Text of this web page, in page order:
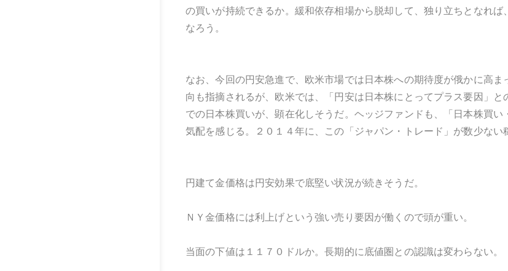
の買いが持続できるか。緩和依存相場から脱却して、独り立ちとなれ
なろう。
なお、今回の円安急進で、欧米市場では日本株への期待度が俄かに高
向も指摘されるが、欧米では、「円安は日本株にとってプラス要因」
での日本株買いが、顕在化しそうだ。ヘッジファンドも、「日本株買
気配を感じる。２０１４年に、この「ジャパン・トレード」が数少ない
円建て金価格は円安効果で底堅い状況が続きそうだ。
ＮＹ金価格には利上げという強い売り要因が働くので頭が重い。
当面の下値は１１７０ドルか。長期的に底値圏との認識は変わらない。